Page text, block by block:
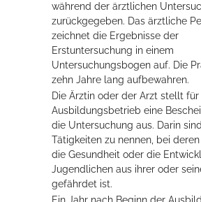
während der ärztlichen
zurückgegeben. Das ärztliche
zeichnet die Ergebnisse der
Erstuntersuchung in einem
Untersuchungsbogen auf. Die
zehn Jahre lang aufbewahren.
Die Ärztin oder der Arzt stellt
Ausbildungsbetrieb eine
die Untersuchung aus. Darin
Tätigkeiten zu nennen, bei
die Gesundheit oder die
Jugendlichen aus ihrer oder
gefährdet ist.